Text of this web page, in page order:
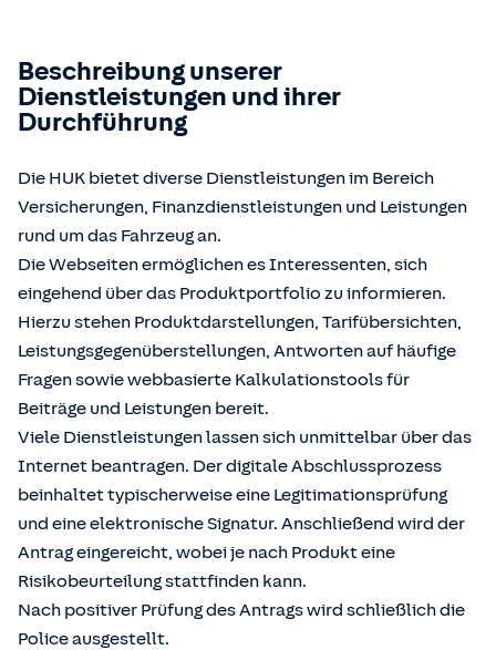
Beschreibung unserer
Dienstleistungen und ihrer
Durchführung
Die HUK bietet diverse Dienstleistungen im Bereich
Versicherungen, Finanzdienstleistungen und Leistungen
rund um das Fahrzeug an.
Die Webseiten ermöglichen es Interessenten, sich
eingehend über das Produktportfolio zu informieren.
Hierzu stehen Produktdarstellungen, Tarifübersichten,
Leistungsgegenüberstellungen, Antworten auf häufige
Fragen sowie webbasierte Kalkulationstools für
Beiträge und Leistungen bereit.
Viele Dienstleistungen lassen sich unmittelbar über das
Internet beantragen. Der digitale Abschlussprozess
beinhaltet typischerweise eine Legitimationsprüfung
und eine elektronische Signatur. Anschließend wird der
Antrag eingereicht, wobei je nach Produkt eine
Risikobeurteilung stattfinden kann.
Nach positiver Prüfung des Antrags wird schließlich die
Police ausgestellt.